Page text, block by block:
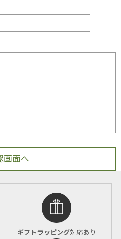
ギフトラッピング対応あり